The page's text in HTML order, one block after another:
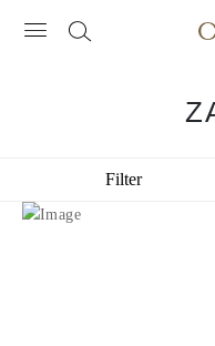
Filter